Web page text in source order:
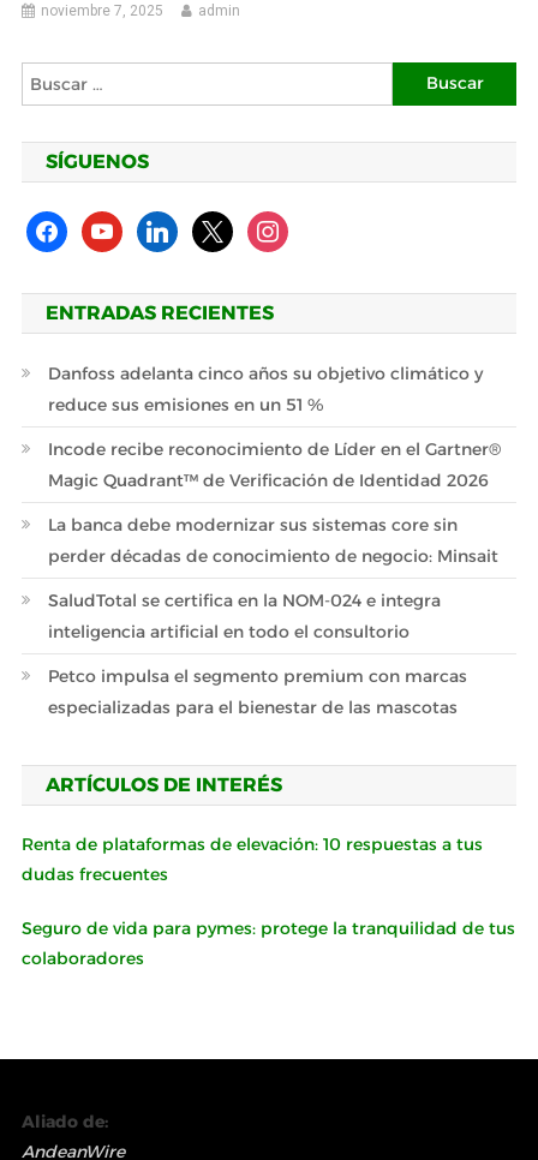
noviembre 7, 2025 admin
Buscar:
SÍGUENOS
facebookyoutubelinkedin
x instagram
ENTRADAS RECIENTES
Danfoss adelanta cinco años su objetivo climático y
reduce sus emisiones en un 51 %
Incode recibe reconocimiento de Líder en el Gartner®
Magic Quadrant™ de Verificación de Identidad 2026
La banca debe modernizar sus sistemas core sin
perder décadas de conocimiento de negocio: Minsait
SaludTotal se certifica en la NOM-024 e integra
inteligencia artificial en todo el consultorio
Petco impulsa el segmento premium con marcas
especializadas para el bienestar de las mascotas
ARTÍCULOS DE INTERÉS
Renta de plataformas de elevación: 10 respuestas a tus
dudas frecuentes
Seguro de vida para pymes: protege la tranquilidad de tus
colaboradores
Aliado de:
AndeanWire